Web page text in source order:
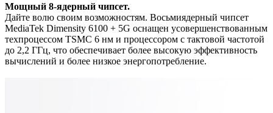
Мощный 8-ядерный чипсет.
Дайте волю своим возможностям. Восьмиядерный чипсет
MediaTek Dimensity 6100 + 5G оснащен усовершенствованным
техпроцессом TSMC 6 нм и процессором с тактовой частотой
до 2,2 ГГц, что обеспечивает более высокую эффективность
вычислений и более низкое энергопотребление.